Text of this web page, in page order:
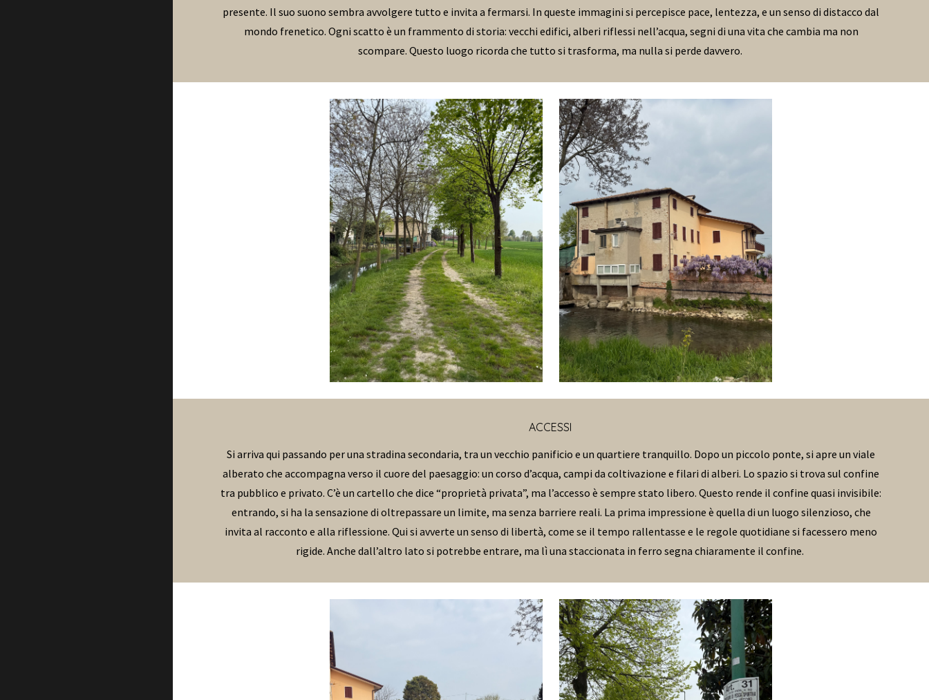
presente. Il suo suono sembra avvolgere tutto e invita a fermarsi. In queste immagini si percepisce pace, lentezza, e un senso di distacco dal
mondo frenetico. Ogni scatto è un frammento di storia: vecchi edifici, alberi riflessi nell’acqua, segni di una vita che cambia ma non
scompare. Questo luogo ricorda che tutto si trasforma, ma nulla si perde davvero.
ACCESSI
Si arriva qui passando per una stradina secondaria, tra un vecchio panificio e un quartiere tranquillo. Dopo un piccolo ponte, si apre un viale
alberato che accompagna verso il cuore del paesaggio: un corso d’acqua, campi da coltivazione e filari di alberi. Lo spazio si trova sul confine
tra pubblico e privato. C’è un cartello che dice “proprietà privata”, ma l’accesso è sempre stato libero. Questo rende il confine quasi invisibile:
entrando, si ha la sensazione di oltrepassare un limite, ma senza barriere reali. La prima impressione è quella di un luogo silenzioso, che
invita al racconto e alla riflessione. Qui si avverte un senso di libertà, come se il tempo rallentasse e le regole quotidiane si facessero meno
rigide. Anche dall’altro lato si potrebbe entrare, ma lì una staccionata in ferro segna chiaramente il confine.